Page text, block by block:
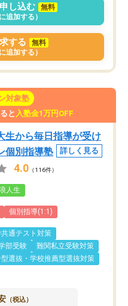
し込む
無料
追加する）
する
無料
追加する）
対象塾
と 入塾金1万円OFF
生から毎日指導が受け
個別指導塾
詳しく見る
4.0 （116件）
人生
個別指導(1:1)
通テスト対策
部受験
難関私立受験対策
選抜・学校推薦型選抜対策
（税込）